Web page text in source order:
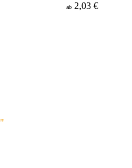
ab 2,03 €